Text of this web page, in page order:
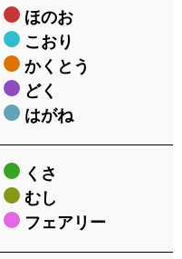
ほのお
こおり
かくとう
どく
はがね
くさ
むし
フェアリー